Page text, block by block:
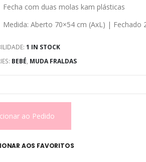
Fecha com duas molas kam plásticas
Medida: Aberto 70×54 cm (AxL) | Fechado
1 IN STOCK
BEBÉ, MUDA FRALDAS
ao Pedido
AOS FAVORITOS